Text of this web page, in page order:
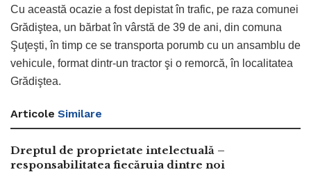
Cu această ocazie a fost depistat în trafic, pe raza comunei
Grădiştea, un bărbat în vârstă de 39 de ani, din comuna
Şuţeşti, în timp ce se transporta porumb cu un ansamblu de
vehicule, format dintr-un tractor şi o remorcă, în localitatea
Grădiştea.
Articole Similare
Dreptul de proprietate intelectuală –
responsabilitatea fiecăruia dintre noi